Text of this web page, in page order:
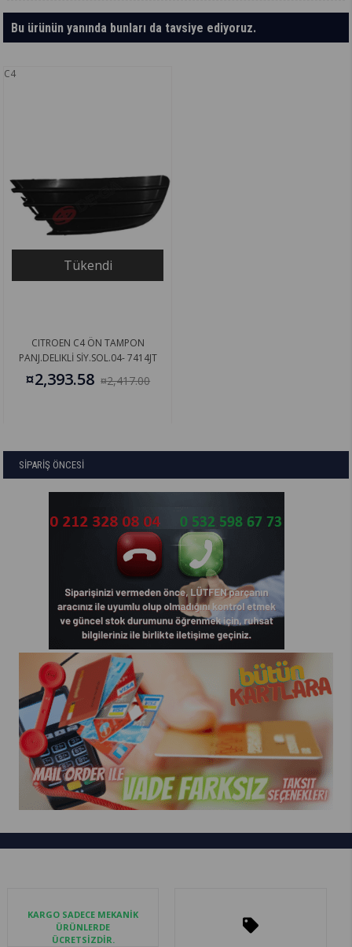
Bu ürünün yanında bunları da tavsiye ediyoruz.
C4
Tükendi
CITROEN C4 ÖN TAMPON
PANJ.DELIKLİ SİY.SOL.04- 7414JT
¤2,393.58 ¤2,417.00
SİPARİŞ ÖNCESİ
KARGO SADECE MEKANİK
ÜRÜNLERDE
ÜCRETSİZDİR.